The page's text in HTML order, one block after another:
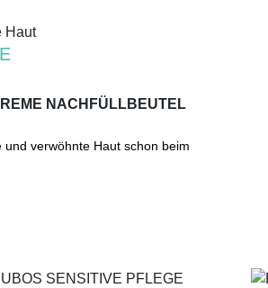
Haut
NACHFÜLLBEUTEL
und verwöhnte Haut schon beim
vor Austrocknung und glättet
Haut
NACHFÜLLBEUTEL
und verwöhnte Haut schon beim